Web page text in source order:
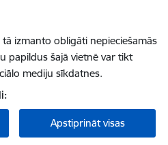
izmanto obligāti nepieciešamās
papildus šajā vietnē var tikt
mediju sīkdatnes.
Apstiprināt visas